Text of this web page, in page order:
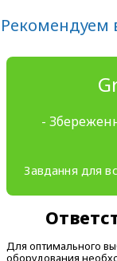
Рекомендуем
-
Завдання для
Для оптимального
оборудования